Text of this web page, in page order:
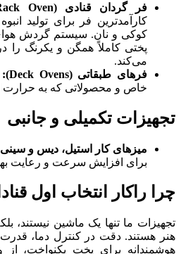
فر گردان قنادی (Rotary Rack Oven):
کارآمدترین فر برای تولید
کوکی و نان. سیستم گردش هوای
پختی کاملاً همگن و یکرنگ را
می‌کند.
فرهای طبقاتی (Deck Ovens):
خاص و محصولاتی که به حرارت
تجهیزات تکمیلی و جانبی
میزهای کار استیل، دیس و
برای افزایش سرعت و رعایت
چرا راکار انتخاب اول
تجهیزات ما تنها یک ماشین نیستند،
هنر هستند. دقت در کنترل دما،
هوشمندانه برای پخت یکنواخت،